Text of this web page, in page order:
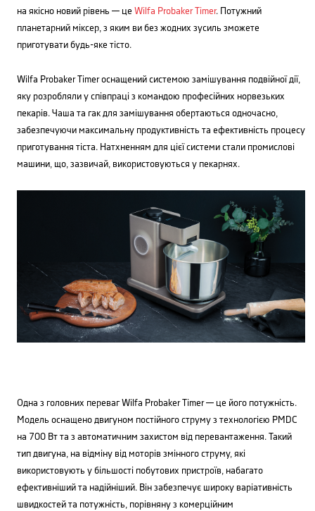
на якісно новий рівень — це Wilfa Probaker Timer. Потужний
планетарний міксер, з яким ви без жодних зусиль зможете
приготувати будь-яке тісто.
Wilfa Probaker Timer оснащений системою замішування подвійної дії,
яку розробляли у співпраці з командою професійних норвезьких
пекарів. Чаша та гак для замішування обертаються одночасно,
забезпечуючи максимальну продуктивність та ефективність процесу
приготування тіста. Натхненням для цієї системи стали промислові
машини, що, зазвичай, використовуються у пекарнях.
Одна з головних переваг Wilfa Probaker Timer — це його потужність.
Модель оснащено двигуном постійного струму з технологією PMDC
на 700 Вт та з автоматичним захистом від перевантаження. Такий
тип двигуна, на відміну від моторів змінного струму, які
використовують у більшості побутових пристроїв, набагато
ефективніший та надійніший. Він забезпечує широку варіативність
швидкостей та потужність, порівняну з комерційним